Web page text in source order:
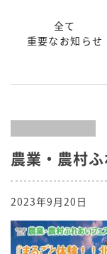
全て
重要なお知らせ
農業・農村
2023年9月20日